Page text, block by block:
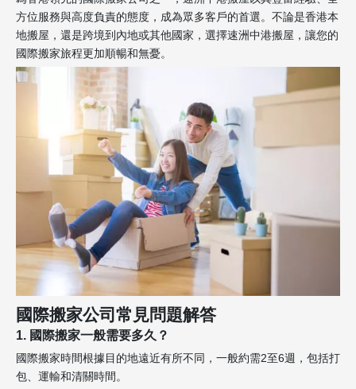
方位服務與高度負責的態度，成為眾多客戶的首選。不論是香港本
地搬屋，還是跨境到內地或其他國家，選擇速洲中港搬屋，讓您的
國際搬家旅程更加順暢和無憂。
國際搬家公司常見問題解答
1. 國際搬家一般需要多久？
國際搬家時間根據目的地遠近有所不同，一般約需2至6週，包括打
包、運輸和清關時間。